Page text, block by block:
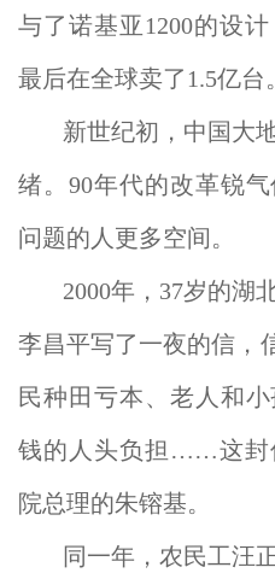
与了诺基亚1200的设
最后在全球卖了1.5亿台。
新世纪初，中国大
绪。90年代的改革锐
问题的人更多空间。
2000年，37岁的湖
李昌平写了一夜的信，
民种田亏本、老人和
钱的人头负担……这封
院总理的朱镕基。
同一年，农民工汪